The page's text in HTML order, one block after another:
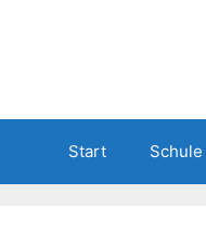
Start Schule